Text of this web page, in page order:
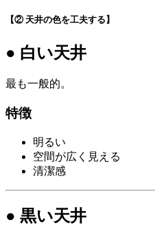
【② 天井の色を工夫する】
● 白い天井
最も一般的。
特徴
明るい
空間が広く見える
清潔感
● 黒い天井